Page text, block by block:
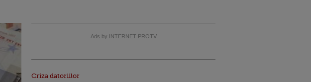
Ads by INTERNET PROTV
Criza datoriilor